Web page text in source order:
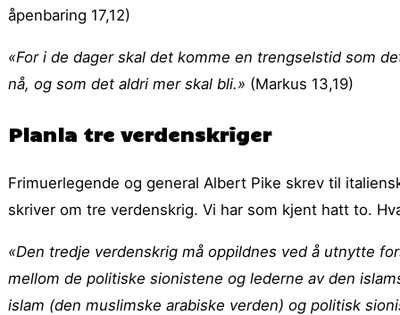
åpenbaring 17,12)
«For i de dager skal det komme en trengselstid som
nå, og som det aldri mer skal bli.» (Markus 13,19)
Planla tre verdenskriger
Frimuerlegende og general Albert Pike skrev til
skriver om tre verdenskrig. Vi har som kjent hatt to.
«Den tredje verdenskrig må oppildnes ved å utnytte
mellom de politiske sionistene og lederne av den
islam (den muslimske arabiske verden) og politisk